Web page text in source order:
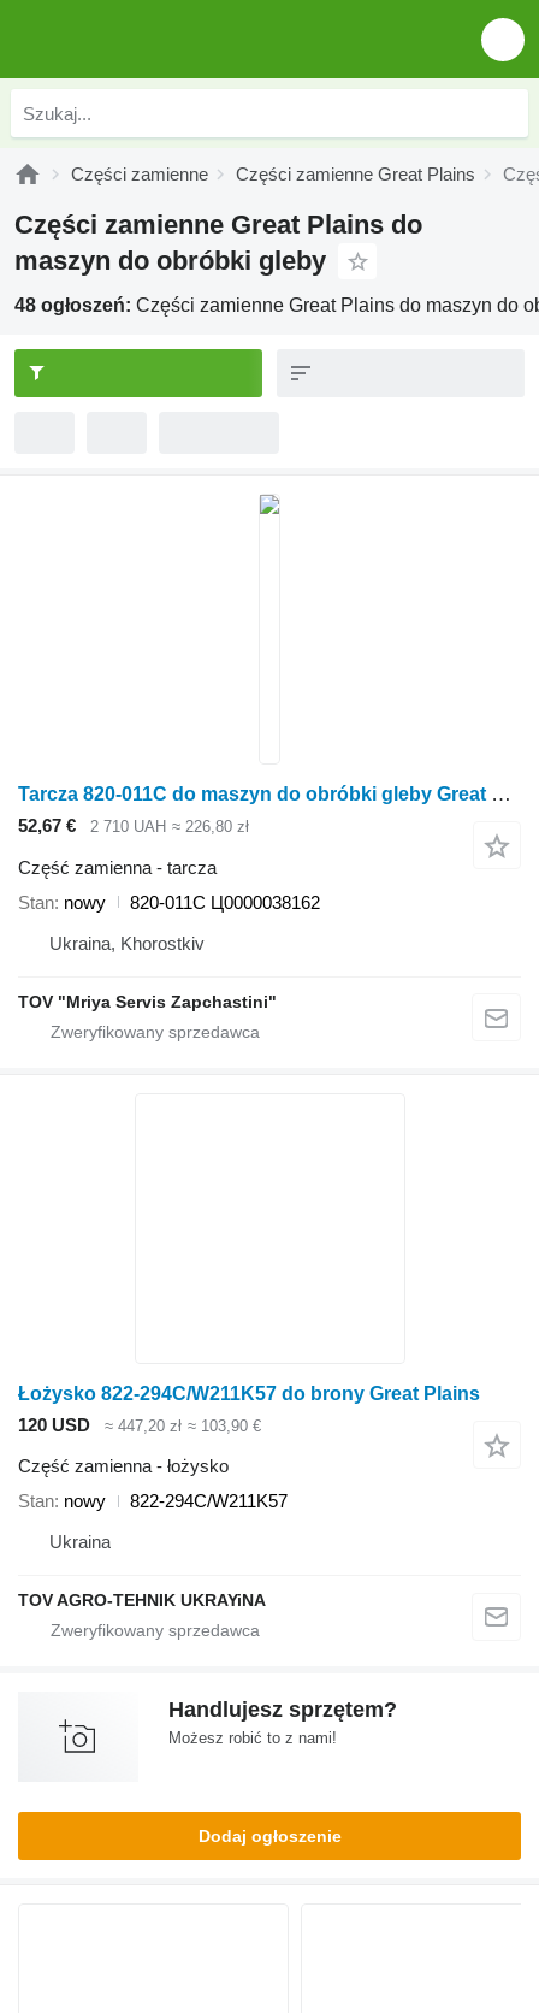
Części zamienne Części zamienne Great Plains
Części zamienne Great Plains do
maszyn do obróbki gleby
48 ogłoszeń: Części zamienne Great Plains do maszyn do
Tarcza 820-011C do maszyn do obróbki gleby Great Plains
52,67 € 2 710 UAH ≈ 226,80 zł
Część zamienna - tarcza
Stan nowy
820-011C Ц0000038162
Ukraina, Khorostkiv
TOV "Mriya Servis Zapchastini"
Łożysko 822-294C/W211K57 do brony Great Plains
120 USD
≈ 447,20 zł ≈ 103,90 €
Część zamienna - łożysko
Stan nowy
822-294C/W211K57
Ukraina
TOV AGRO-TEHNIK UKRAYiNA
Handlujesz sprzętem?
Możesz robić to z nami!
Dodaj ogłoszenie